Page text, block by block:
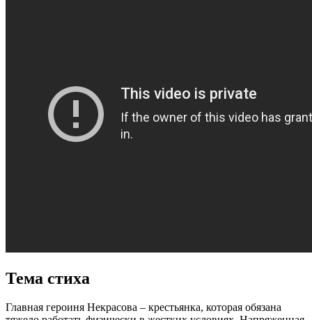
Тема стиха
Главная героиня Некрасова – крестьянка, которая обязана